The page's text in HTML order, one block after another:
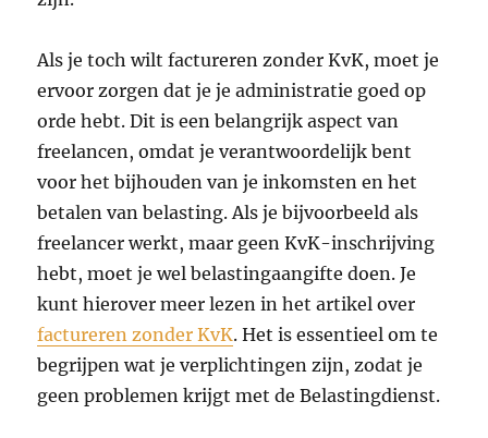
Als je toch wilt factureren zonder KvK, moet je
ervoor zorgen dat je je administratie goed op
orde hebt. Dit is een belangrijk aspect van
freelancen, omdat je verantwoordelijk bent
voor het bijhouden van je inkomsten en het
betalen van belasting. Als je bijvoorbeeld als
freelancer werkt, maar geen KvK-inschrijving
hebt, moet je wel belastingaangifte doen. Je
kunt hierover meer lezen in het artikel over
factureren zonder KvK. Het is essentieel om te
begrijpen wat je verplichtingen zijn, zodat je
geen problemen krijgt met de Belastingdienst.